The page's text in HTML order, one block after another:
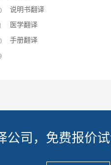
说明书翻译
医学翻译
手册翻译
公司，免费报价